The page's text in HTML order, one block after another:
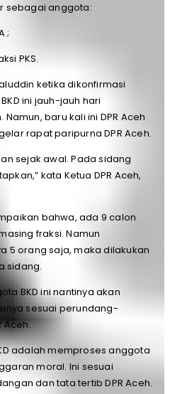
sebagai anggota:
;
PKS.
ketika dikonfirmasi
ini jauh-jauh hari
baru kali ini DPR Aceh
rapat paripurna DPR Aceh.
sejak awal. Pada sidang
kata Ketua DPR Aceh,
bahwa, ada 9 calon
fraksi. Namun
5 orang saja, maka dilakukan
sidang.
BKD ini nantinya akan
sesuai perundang-
Aceh.
adalah memproses anggota
moral. Ini sesuai
dan tata tertib DPR Aceh.